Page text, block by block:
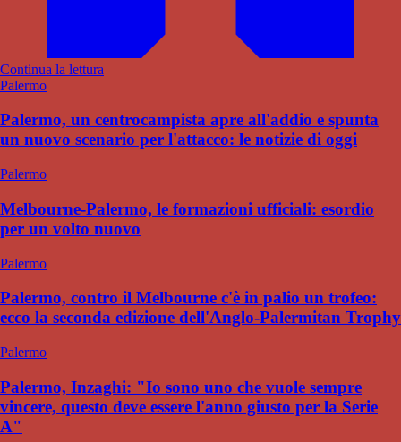
Continua la lettura
Palermo
Palermo, un centrocampista apre all'addio e spunta
un nuovo scenario per l'attacco: le notizie di oggi
Palermo
Melbourne-Palermo, le formazioni ufficiali: esordio
per un volto nuovo
Palermo
Palermo, contro il Melbourne c'è in palio un trofeo:
ecco la seconda edizione dell'Anglo-Palermitan Trophy
Palermo
Palermo, Inzaghi: "Io sono uno che vuole sempre
vincere, questo deve essere l'anno giusto per la Serie
A"